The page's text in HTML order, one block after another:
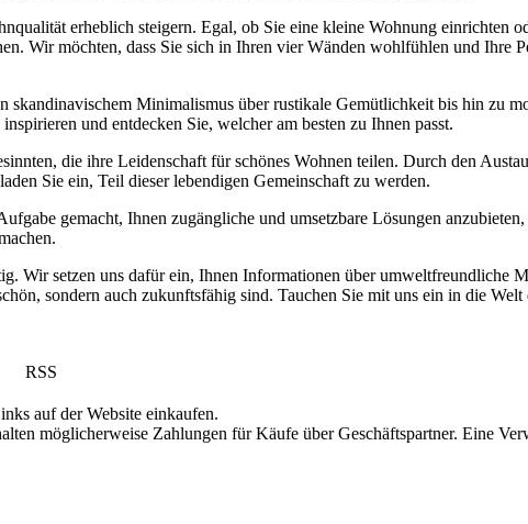
erheblich steigern. Egal, ob Sie eine kleine Wohnung einrichten
Wir möchten, dass Sie sich in Ihren vier Wänden wohlfühlen und Ihre
Minimalismus über rustikale Gemütlichkeit bis hin zu
und entdecken Sie, welcher am besten zu Ihnen passt.
die ihre Leidenschaft für schönes Wohnen teilen. Durch den
Sie ein, Teil dieser lebendigen Gemeinschaft zu werden.
gemacht, Ihnen zugängliche und umsetzbare Lösungen
Wir setzen uns dafür ein, Ihnen Informationen über umweltfreundliche
sondern auch zukunftsfähig sind. Tauchen Sie mit uns ein in die Welt
RSS
auf der Website einkaufen.
möglicherweise Zahlungen für Käufe über Geschäftspartner. Eine